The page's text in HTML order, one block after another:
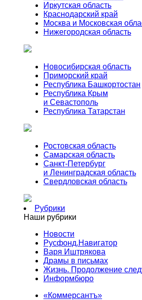
Иркутская область
Краснодарский край
Москва и Московская
Нижегородская область
Новосибирская область
Приморский край
Республика Башкортостан
Республика Крым
и Севастополь
Республика Татарстан
Ростовская область
Самарская область
Санкт-Петербург
и Ленинградская область
Свердловская область
Рубрики
Наши рубрики
Новости
Русфонд.Навигатор
Варя Иштрякова
Драмы в письмах
Жизнь. Продолжение
Информбюро
«Коммерсантъ»